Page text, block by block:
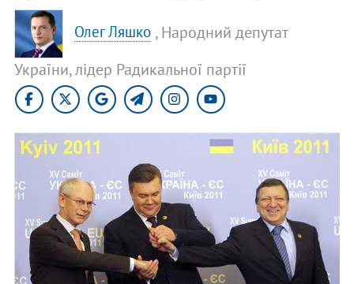
Олег Ляшко , Народний депутат
України, лідер Радикальної партії